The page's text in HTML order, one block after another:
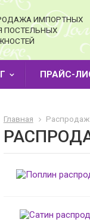
ИМПОРТНЫХ
ПОСТЕЛЬНЫХ
ПРАЙС-
Главная